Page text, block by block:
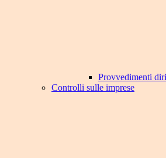
Provvedimenti
Controlli sulle imprese